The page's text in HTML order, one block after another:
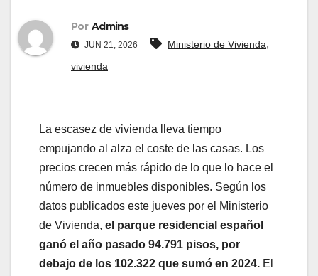
Por Admins
JUN 21, 2026 Ministerio de Vivienda,
vivienda
La escasez de vivienda lleva tiempo
empujando al alza el coste de las casas. Los
precios crecen más rápido de lo que lo hace el
número de inmuebles disponibles. Según los
datos publicados este jueves por el Ministerio
de Vivienda, el parque residencial español
ganó el año pasado 94.791 pisos, por
debajo de los 102.322 que sumó en 2024. El